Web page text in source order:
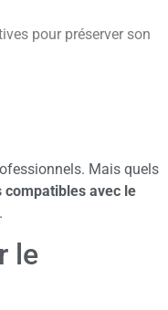
pour préserver son
Mais quels
compatibles avec le
le